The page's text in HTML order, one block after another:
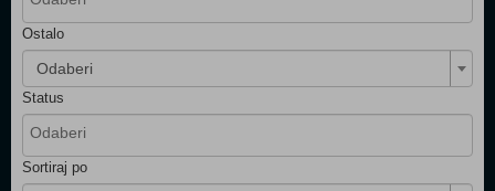
Ostalo
Odaberi
Status
Sortiraj po